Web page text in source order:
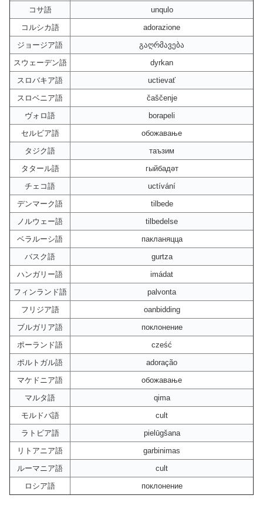
コサ語
unqulo
コルシカ語
adorazione
ジョージア語
გაღრმავება
スウェーデン語
dyrkan
スロバキア語
uctievať
スロベニア語
čaščenje
ヴォロ語
borapeli
セルビア語
обожавање
タジク語
таъзим
タタール語
гыйбадәт
チェコ語
uctívání
デンマーク語
tilbede
ノルウェー語
tilbedelse
ベラルーシ語
пакланяцца
バスク語
gurtza
ハンガリー語
imádat
フィンランド語
palvonta
フリジア語
oanbidding
ブルガリア語
поклонение
ポーランド語
cześć
ポルトガル語
adoração
マケドニア語
обожавање
マルタ語
qima
モルドバ語
cult
ラトビア語
pielūgšana
リトアニア語
garbinimas
ルーマニア語
cult
ロシア語
поклонение